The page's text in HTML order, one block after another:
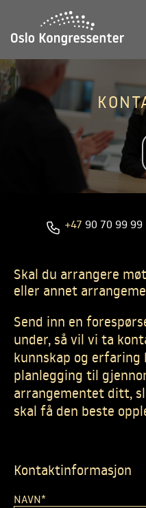
E-POST
Se alle
Etasjeplaner og
Kontakt
Mat
For
Tett på –
Bærekraft og
+47 90 70 99 99
Skal du arrangere
eller annet
Send inn en
under, så vil vi ta
kunnskap og
planlegging til
arrangementet ditt,
skal få den beste
Kontaktinformasjon
NAVN*